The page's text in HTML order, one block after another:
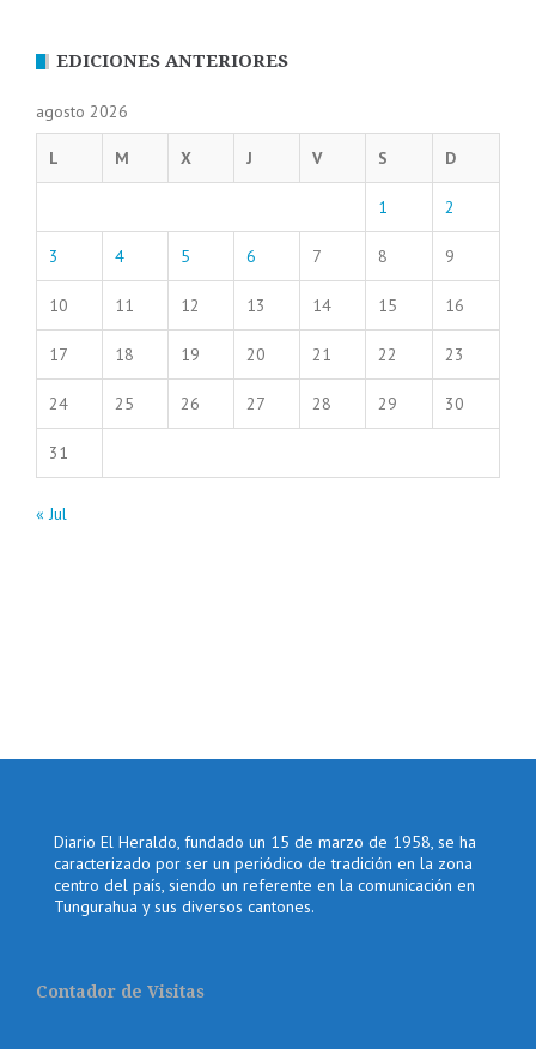
EDICIONES ANTERIORES
agosto 2026
L M X J V S D
1 2
3 4 5 6 7 8 9
10 11 12 13 14 15 16
17 18 19 20 21 22 23
24 25 26 27 28 29 30
31
« Jul
Diario El Heraldo, fundado un 15 de marzo de 1958, se ha
caracterizado por ser un periódico de tradición en la zona
centro del país, siendo un referente en la comunicación en
Tungurahua y sus diversos cantones.
Contador de Visitas